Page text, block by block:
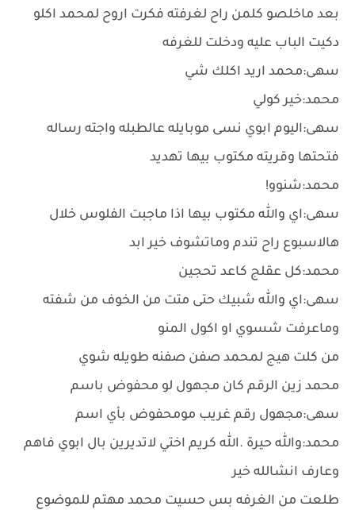
بعد ماخلصو كلمن راح لغرفته فكرت اروح لمحمد اكلو
دكيت الباب عليه ودخلت للغرفه
سهى:محمد اريد اكلك شي
محمد:خير كولي
سهى:اليوم ابوي نسى موبايله عالطبله واجته رساله
فتحتها وقريته مكتوب بيها تهديد
محمد:شنوو!
سهى:اي والله مكتوب بيها اذا ماجبت الفلوس خلال
هالاسبوع راح تندم وماتشوف خير ابد
محمد:كل عقلج كاعد تحجين
سهى:اي والله شبيك حتى متت من الخوف من شفته
وماعرفت شسوي او اكول المنو
من كلت هيج لمحمد صفن صفنه طويله شوي
محمد زين الرقم كان مجهول لو محفوض باسم
سهى:مجهول رقم غريب مومحفوض بأي اسم
محمد:والله حيرة .الله كريم اختي لاتديرين بال ابوي فاهم
وعارف انشالله خير
طلعت من الغرفه بس حسيت محمد مهتم للموضوع